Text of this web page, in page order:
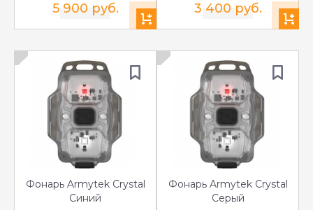
5 900 руб. 3 400 руб.
Фонарь Armytek Crystal
Синий
Фонарь Armytek Crystal
Серый